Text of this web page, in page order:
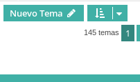
Nuevo Tema
145 temas 1